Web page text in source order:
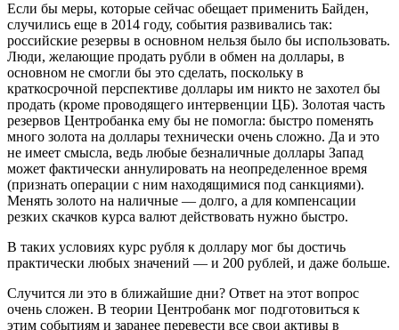
Если бы меры, которые сейчас обещает применить Байден,
случились еще в 2014 году, события развивались так:
российские резервы в основном нельзя было бы использовать.
Люди, желающие продать рубли в обмен на доллары, в
основном не смогли бы это сделать, поскольку в
краткосрочной перспективе доллары им никто не захотел бы
продать (кроме проводящего интервенции ЦБ). Золотая часть
резервов Центробанка ему бы не помогла: быстро поменять
много золота на доллары технически очень сложно. Да и это
не имеет смысла, ведь любые безналичные доллары Запад
может фактически аннулировать на неопределенное время
(признать операции с ним находящимися под санкциями).
Менять золото на наличные — долго, а для компенсации
резких скачков курса валют действовать нужно быстро.
В таких условиях курс рубля к доллару мог бы достичь
практически любых значений — и 200 рублей, и даже больше.
Случится ли это в ближайшие дни? Ответ на этот вопрос
очень сложен. В теории Центробанк мог подготовиться к
этим событиям и заранее перевести все свои активы в